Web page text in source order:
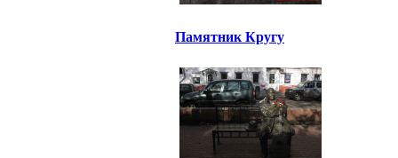
Памятник Кругу